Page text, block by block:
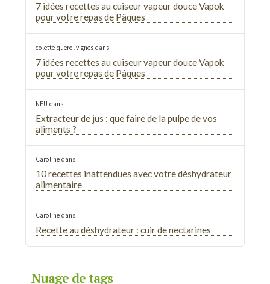
7 idées recettes au cuiseur vapeur douce Vapok
pour votre repas de Pâques
colette querol vignesdans
7 idées recettes au cuiseur vapeur douce Vapok
pour votre repas de Pâques
NEU dans
Extracteur de jus : que faire de la pulpe de vos
aliments ?
Carolinedans
10 recettes inattendues avec votre déshydrateur
alimentaire
Carolinedans
Recette au déshydrateur : cuir de nectarines
Nuage de tags